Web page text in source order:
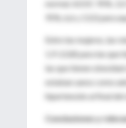
normal, 4,0 (IC 95%,
95%, 6,6 y 13,5) para
Entre las mujeres, las
1,9-2,0,8) para las
las que tienen
estaban sanos como
hipertensión al final del
Conclusiones y